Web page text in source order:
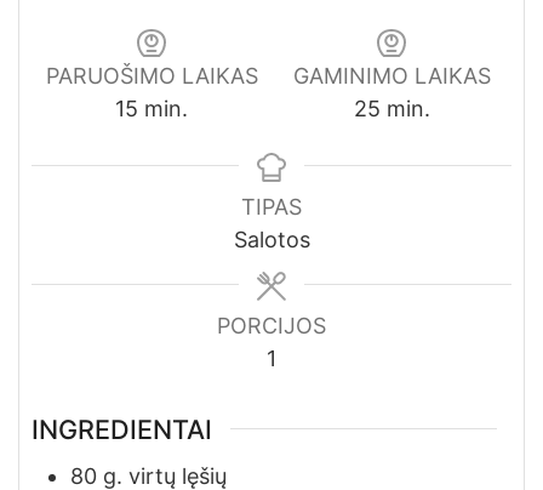
PARUOŠIMO LAIKAS
15 minutes
min.
GAMINIMO LAIKAS
25minutes
min.
TIPAS
Salotos
PORCIJOS
1
INGREDIENTAI
80 g. virtų lęšių